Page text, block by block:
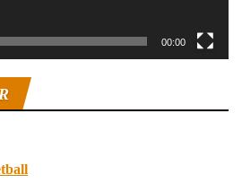
00:00